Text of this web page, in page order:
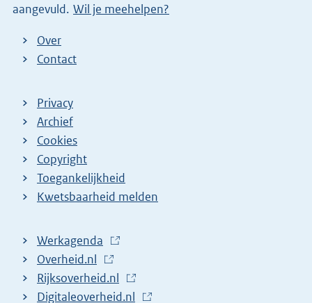
k
aangevuld. Wil je meehelpen?
Over
Contact
Privacy
Archief
Cookies
Copyright
Toegankelijkheid
Kwetsbaarheid melden
Werkagenda
E
x
t
Overheid.nl
E
x
Rijksoverheid.nl
E
Digitaleoverheid.nl